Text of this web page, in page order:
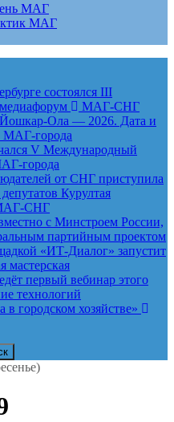
МАГ
МАГ
состоялся III
МАГ-СНГ
Йошкар-Ола — 2026. Дата и
МАГ-города
V Международный
города
от СНГ приступила
Курултая
СНГ
с Минстроем России,
партийным проектом
«ИТ-Диалог» запустит
мастерская
первый вебинар этого
технологий
в городском хозяйстве»